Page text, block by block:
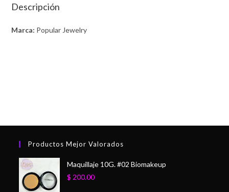
Descripción
Marca: Popular Jewelry
Productos Mejor Valorados
Maquillaje 10G. #02 Biomakeup
$ 200.00